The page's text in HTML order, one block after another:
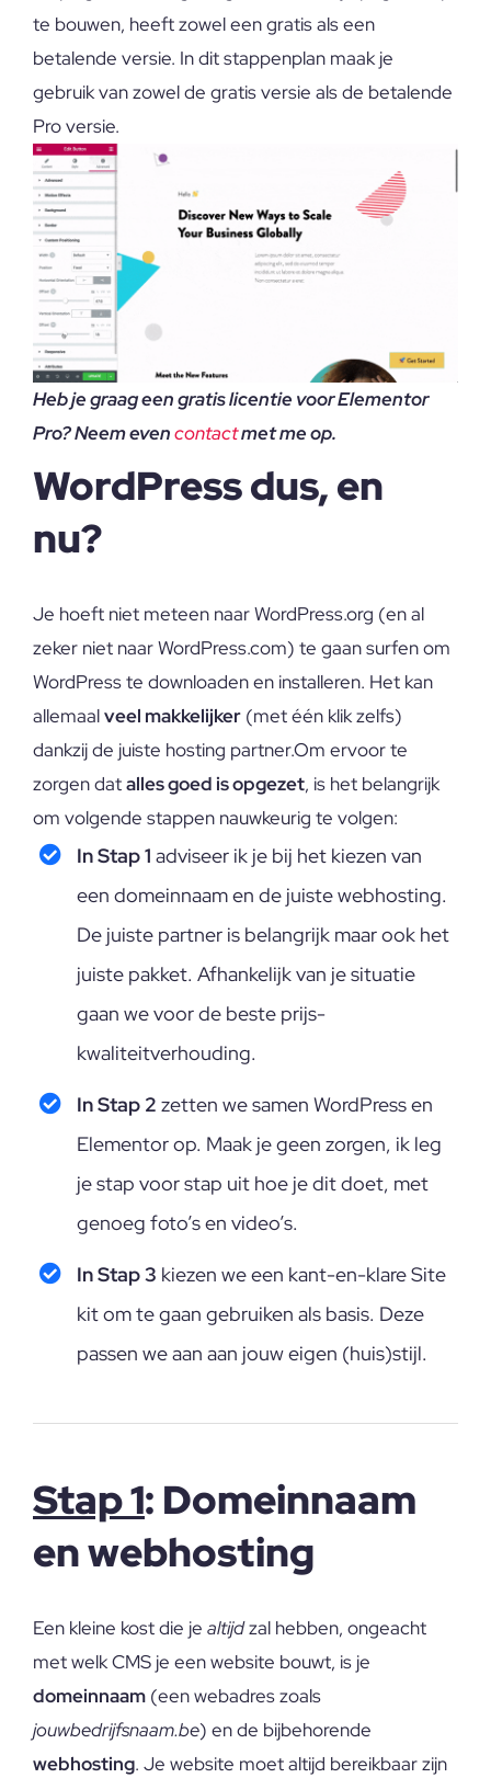
te bouwen, heeft zowel een gratis als een
betalende versie. In dit stappenplan maak je
gebruik van zowel de gratis versie als de betalende
Pro versie.
Heb je graag een gratis licentie voor Elementor
Pro? Neem evencontactmet me op.
WordPress dus, en
nu?
Je hoeft niet meteen naar WordPress.org (en al
zeker niet naar WordPress.com) te gaan surfen om
WordPress te downloaden en installeren. Het kan
allemaalveel makkelijker (met één klik zelfs)
dankzij de juiste hosting partner.Om ervoor te
zorgen datalles goed is opgezet, is het belangrijk
om volgende stappen nauwkeurig te volgen:
In Stap 1 adviseer ik je bij het kiezen van
een domeinnaam en de juiste webhosting.
De juiste partner is belangrijk maar ook het
juiste pakket. Afhankelijk van je situatie
gaan we voor de beste prijs-
kwaliteitverhouding.
In Stap 2 zetten we samen WordPress en
Elementor op. Maak je geen zorgen, ik leg
je stap voor stap uit hoe je dit doet, met
genoeg foto’s en video’s.
In Stap 3 kiezen we een kant-en-klare Site
kit om te gaan gebruiken als basis. Deze
passen we aan aan jouw eigen (huis)stijl.
Stap 1: Domeinnaam
en webhosting
Een kleine kost die je altijdzal hebben, ongeacht
met welk CMS je een website bouwt, is je
domeinnaam (een webadres zoals
jouwbedrijfsnaam.be) en de bijbehorende
webhosting. Je website moet altijd bereikbaar zijn